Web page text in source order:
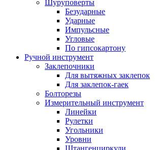
Шуруповерты
Безударные
Ударные
Импульсные
Угловые
По гипсокартону
Ручной инструмент
Заклепочники
Для вытяжных заклепок
Для заклепок-гаек
Болторезы
Измерительный инструмент
Линейки
Рулетки
Угольники
Уровни
Штангенциркули